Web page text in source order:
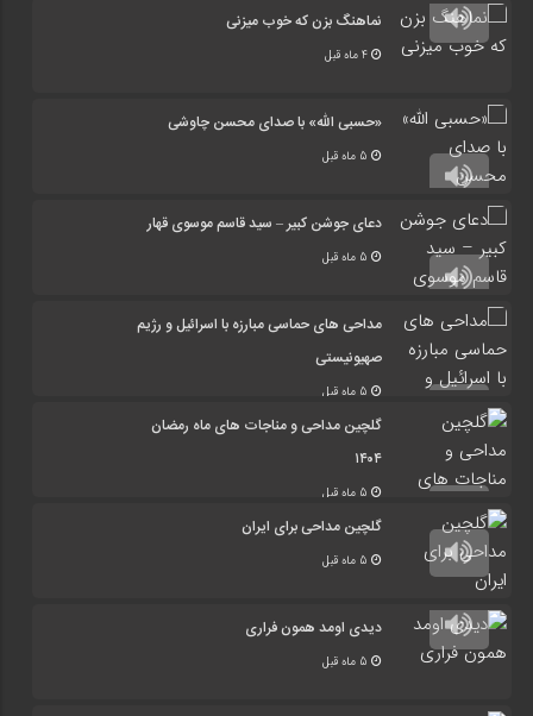
نماهنگ بزن که خوب میزنی
4 ماه قبل
«حسبی الله» با صدای محسن چاوشی
دعای جوشن کبیر – سید قاسم موسوی قهار
مداحی های حماسی مبارزه با اسرائیل و رژیم
صهیونیستی
گلچین مداحی و مناجات های ماه رمضان
۱۴۰۴
گلچین مداحی برای ایران
دیدی اومد همون فراری